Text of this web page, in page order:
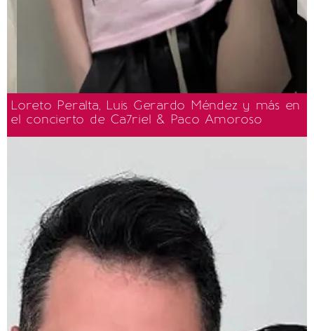
Loreto Peralta, Luis Gerardo Méndez y más en
el concierto de Ca7riel & Paco Amoroso